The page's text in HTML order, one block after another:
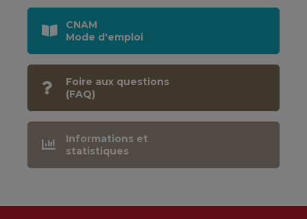
CNAM
Mode d'emploi
Foire aux questions
(FAQ)
Informations et
statistiques